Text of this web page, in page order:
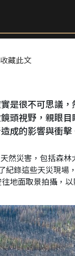
收藏此文
是很不可思議
頭視野，親眼
成的影響與衝擊
然災害，包括森
紀錄這些天災現場
地面取景拍攝，